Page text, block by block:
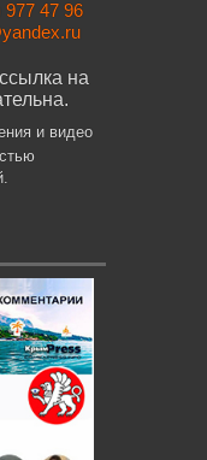
977 47 96
на
и видео